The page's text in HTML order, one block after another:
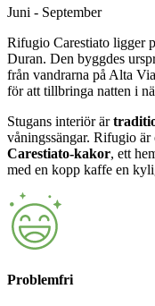
Juni - September
Rifugio Carestiato ligger
Duran. Den byggdes
från vandrarna på Alta
för att tillbringa natten i
Stugans interiör är
våningssängar. Rifugio
Carestiato-kakor, ett
med en kopp kaffe en
Problemfri